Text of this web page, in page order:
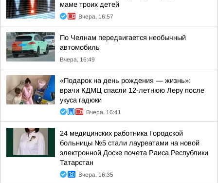
маме троих детей
Вчера, 16:57
По Челнам передвигается необычный
автомобиль
Вчера, 16:49
«Подарок на день рождения — жизнь»:
врачи КДМЦ спасли 12-летнюю Леру после
укуса гадюки
Вчера, 16:41
24 медицинских работника Городской
больницы №5 стали лауреатами на новой
электронной Доске почета Раиса Республики
Татарстан
Вчера, 16:35